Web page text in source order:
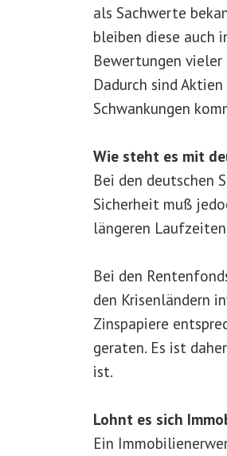
als Sachwerte
bleiben diese auch
Bewertungen vieler
Dadurch sind
Schwankungen
Wie steht es mit
Bei den deutschen
Sicherheit muß
längeren
Bei den
den Krisenländern
Zinspapiere
geraten. Es ist
ist.
Lohnt es sich
Ein